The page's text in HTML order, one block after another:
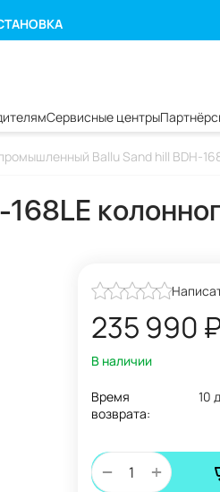
Сервисные центры
Ballu Sand hill BDH-
235 990
В наличии
Время
возврата:
10
+
−